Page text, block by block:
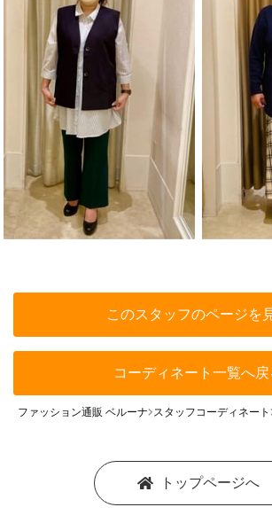
このスタッフのページを
コーディネート一覧へ戻
ファッション通販 ベルーナ スタッフコーディネート
トップページへ